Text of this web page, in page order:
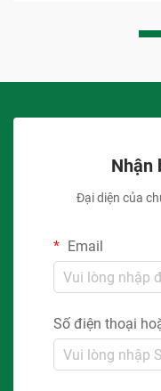
Nhận
Đại diện của
Email
Số điện thoại